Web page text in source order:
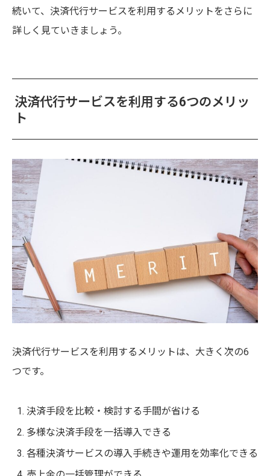
続いて、決済代行サービスを利用するメリットをさらに
詳しく見ていきましょう。
決済代行サービスを利用する6つのメリッ
ト
決済代行サービスを利用するメリットは、大きく次の6
つです。
決済手段を比較・検討する手間が省ける
多様な決済手段を一括導入できる
各種決済サービスの導入手続きや運用を効率化できる